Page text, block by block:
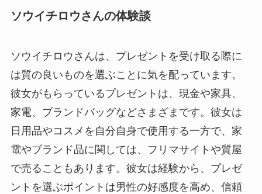
ソウイチロウさんの体験談
ソウイチロウさんは、プレゼントを受け取る際に
は質の良いものを選ぶことに気を配っています。
彼女がもらっているプレゼントは、現金や家具、
家電、ブランドバッグなどさまざまです。彼女は
日用品やコスメを自分自身で使用する一方で、家
電やブランド品に関しては、フリマサイトや質屋
で売ることもあります。彼女は経験から、プレゼ
ントを選ぶポイントは男性の好感度を高め、信頼